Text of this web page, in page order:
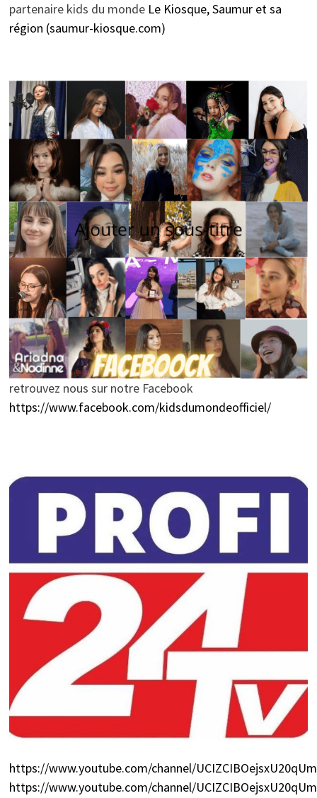
partenaire kids du monde Le Kiosque, Saumur et sa
région (saumur-kiosque.com)
retrouvez nous sur notre Facebook
https://www.facebook.com/kidsdumondeofficiel/
https://www.youtube.com/channel/
https://www.youtube.com/channel/